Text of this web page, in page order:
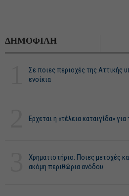
ΔΗΜΟΦΙΛΗ
Σε ποιες περιοχές της Αττικής
ενοίκια
Ερχεται η «τέλεια καταιγίδα»
Χρηματιστήριο: Ποιες μετοχές
ακόμη περιθώρια ανόδου